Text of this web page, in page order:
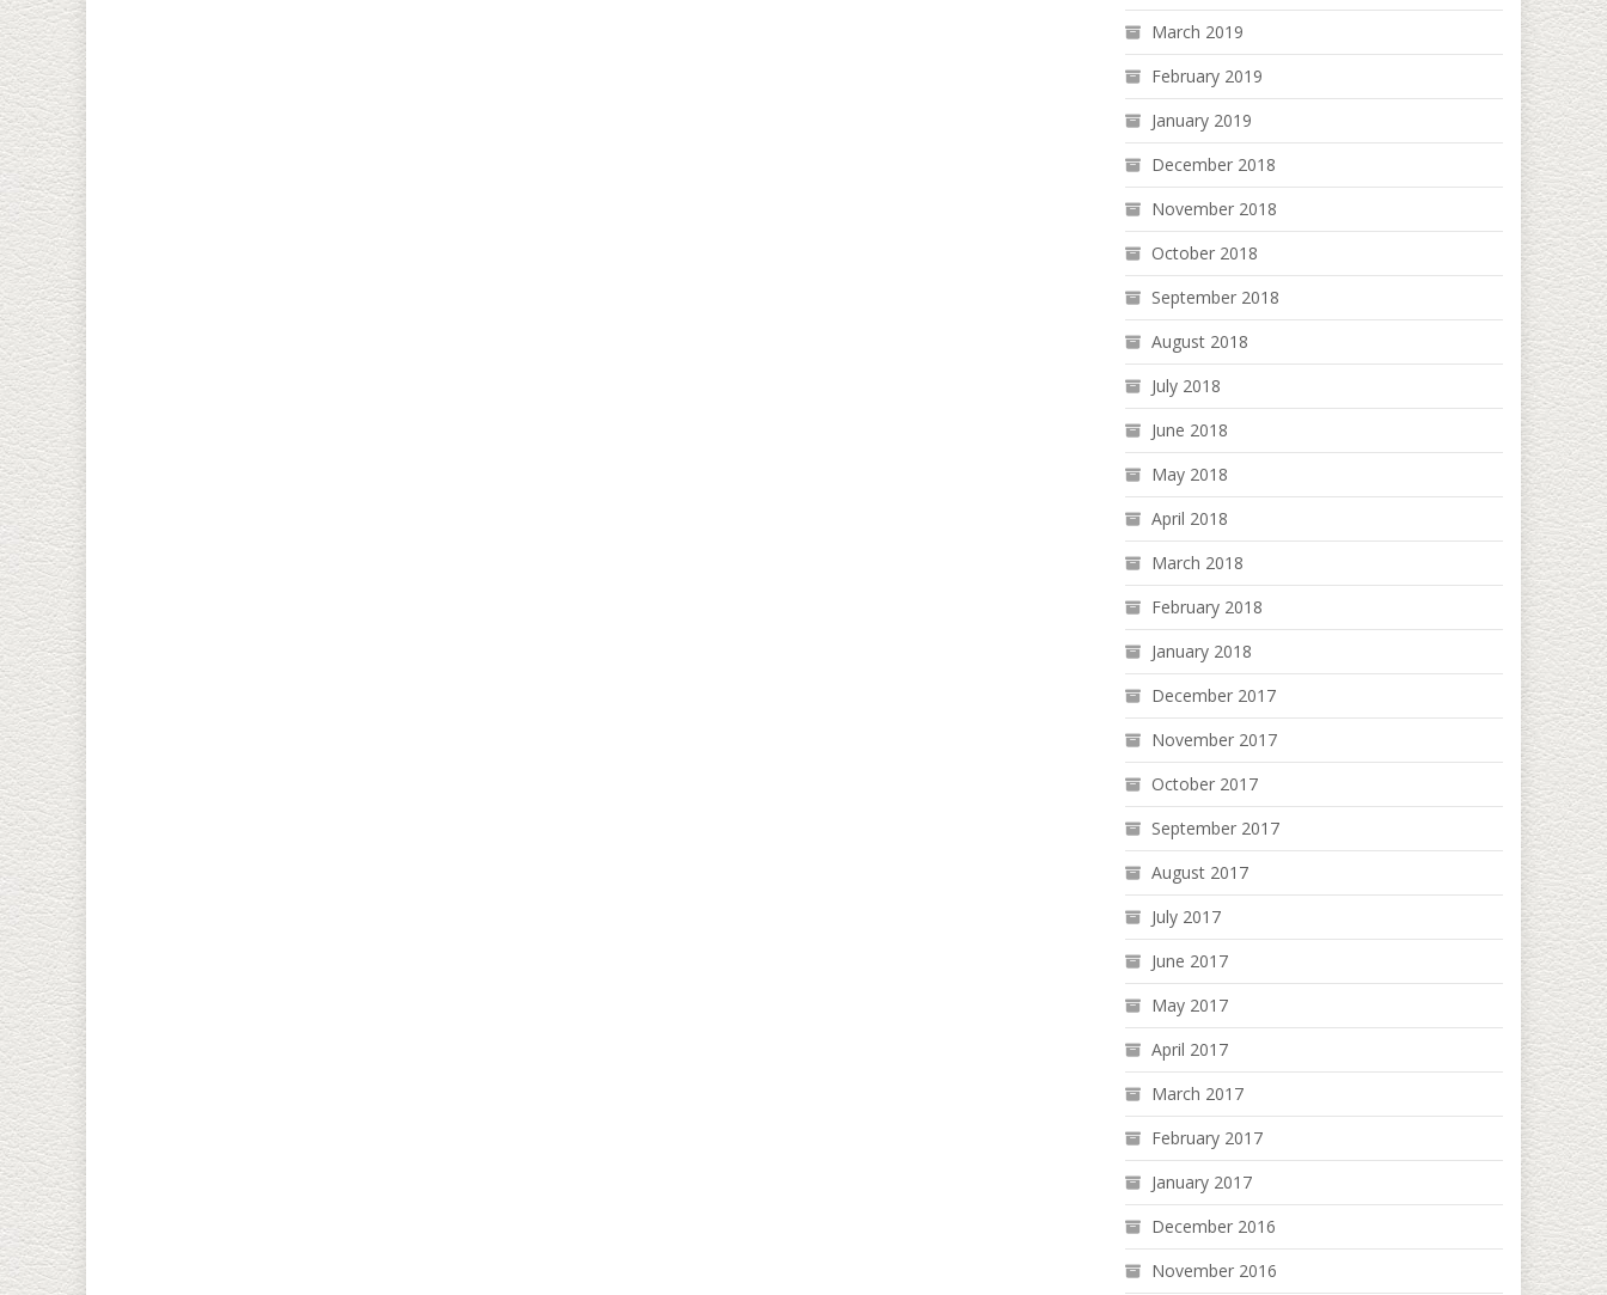
March 2019
February 2019
January 2019
December 2018
November 2018
October 2018
September 2018
August 2018
July 2018
June 2018
May 2018
April 2018
March 2018
February 2018
January 2018
December 2017
November 2017
October 2017
September 2017
August 2017
July 2017
June 2017
May 2017
April 2017
March 2017
February 2017
January 2017
December 2016
November 2016